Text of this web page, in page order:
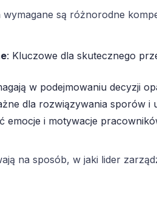
są różnorodne
: Kluczowe dla skutecznego
w podejmowaniu decyzji
dla rozwiązywania sporów i
emocje i motywacje
na sposób, w jaki lider